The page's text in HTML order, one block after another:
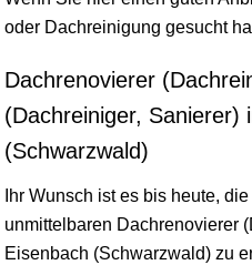
oder Dachreinigung gesucht
Dachrenovierer
(Dachreiniger, Sanierer)
(Schwarzwald)
Ihr Wunsch ist es bis heute,
unmittelbaren Dachrenovierer
Eisenbach (Schwarzwald) zu